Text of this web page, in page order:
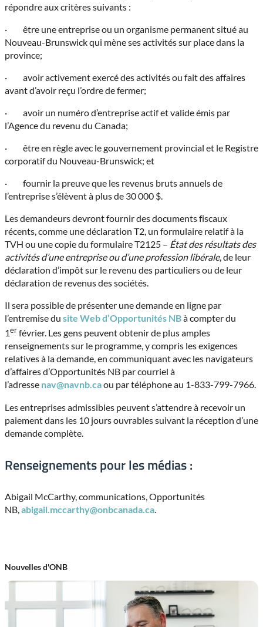
répondre aux critères suivants :
· être une entreprise ou un organisme permanent situé au
Nouveau-Brunswick qui mène ses activités sur place dans la
province;
· avoir activement exercé des activités ou fait des affaires
avant d’avoir reçu l’ordre de fermer;
· avoir un numéro d’entreprise actif et valide émis par
l’Agence du revenu du Canada;
· être en règle avec le gouvernement provincial et le Registre
corporatif du Nouveau-Brunswick; et
· fournir la preuve que les revenus bruts annuels de
l’entreprise s’élèvent à plus de 30 000 $.
Les demandeurs devront fournir des documents fiscaux
récents, comme une déclaration T2, un formulaire relatif à la
TVH ou une copie du formulaire T2125 – État des résultats des
activités d’une entreprise ou d’une profession libérale, de leur
déclaration d’impôt sur le revenu des particuliers ou de leur
déclaration de revenus des sociétés.
Il sera possible de présenter une demande en ligne par
l’entremise du site Web d’Opportunités NBà compter du
1erfévrier. Les gens peuvent obtenir de plus amples
renseignements sur le programme, y compris les exigences
relatives à la demande, en communiquant avec les navigateurs
d’affaires d’Opportunités NB par courriel à
l’adresse nav@navnb.caou par téléphone au 1-833-799-7966.
Les entreprises admissibles peuvent s’attendre à recevoir un
paiement dans les 10 jours ouvrables suivant la réception d’une
demande complète.
Renseignements pour les médias :
Abigail McCarthy, communications, Opportunités
NB,abigail.mccarthy@onbcanada.ca.
Nouvelles d'ONB